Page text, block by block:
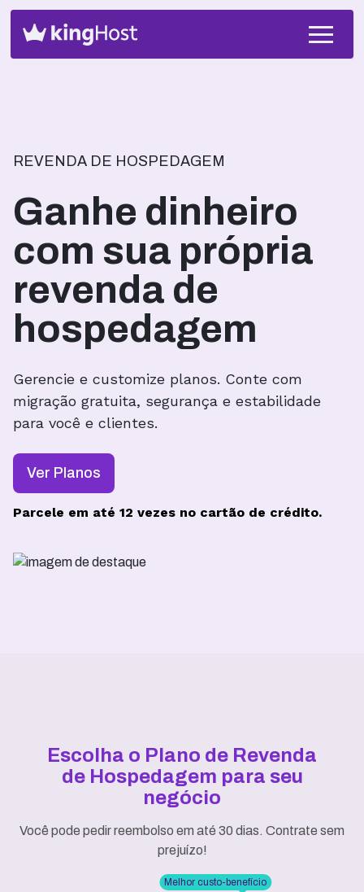
REVENDA DE HOSPEDAGEM
Ganhe dinheiro
com sua própria
revenda de
hospedagem
Gerencie e customize planos. Conte com
migração gratuita, segurança e estabilidade
para você e clientes.
Ver Planos
Parcele em até 12 vezes no cartão de crédito.
Escolha o Plano de Revenda
de Hospedagem para seu
negócio
Você pode pedir reembolso em até 30 dias. Contrate sem
prejuízo!
Melhor custo-benefício